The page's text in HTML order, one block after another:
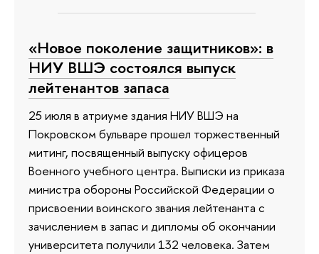
«Новое поколение защитников»: в
НИУ ВШЭ состоялся выпуск
лейтенантов запаса
25 июля в атриуме здания НИУ ВШЭ на
Покровском бульваре прошел торжественный
митинг, посвященный выпуску офицеров
Военного учебного центра. Выписки из приказа
министра обороны Российской Федерации о
присвоении воинского звания лейтенанта с
зачислением в запас и дипломы об окончании
университета получили 132 человека. Затем